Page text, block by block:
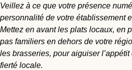
Veillez à ce que votre présence
personnalité de votre établissement
Mettez en avant les plats locaux, en
pas familiers en dehors de votre
les brasseries, pour aiguiser
fierté locale.